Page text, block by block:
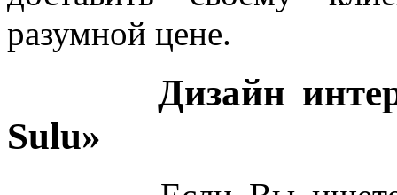
разумной цене.
Дизайн
Sulu»